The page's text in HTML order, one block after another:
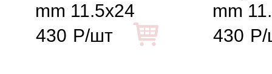
mm 11.5x24
430 Р/шт
mm
430 Р/